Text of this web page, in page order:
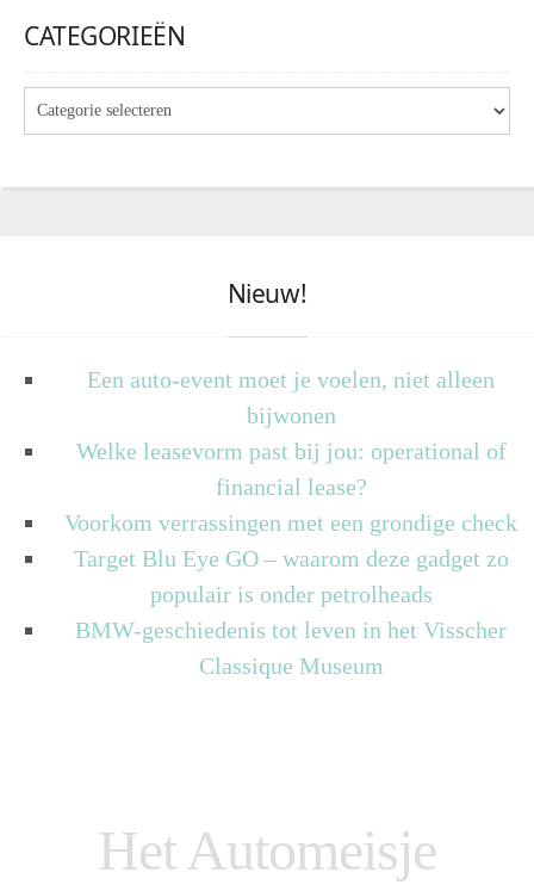
CATEGORIEËN
Nieuw!
Een auto-event moet je voelen, niet alleen
bijwonen
Welke leasevorm past bij jou: operational of
financial lease?
Voorkom verrassingen met een grondige check
Target Blu Eye GO – waarom deze gadget zo
populair is onder petrolheads
BMW-geschiedenis tot leven in het Visscher
Classique Museum
Het Automeisje